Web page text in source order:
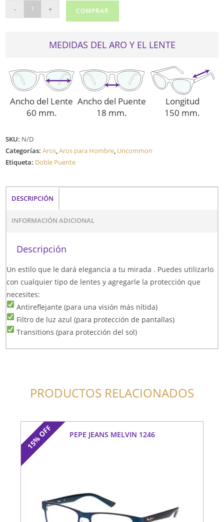
UNCOMMON
TOBIN
- + COMPRAR
MEDIDAS DEL ARO Y EL LENTE
Ancho del Lente
60 mm.
Ancho del Puente
18 mm.
Longitud
150 mm.
SKU: N/D
Categorías:Aros,Aros para Hombre, Uncommon
Etiqueta: Doble Puente
DESCRIPCIÓN
INFORMACIÓN ADICIONAL
Descripción
Un estilo que le dará elegancia a tu mirada . Puedes utilizarlo
con cualquier tipo de lentes y agregarle la protección que
necesites:
Antireflejante (para una visión más nítida)
Filtro de luz azul (para protección de pantallas)
Transitions (para protección del sol)
PRODUCTOS RELACIONADOS
15%
OFF PEPE JEANS MELVIN 1246